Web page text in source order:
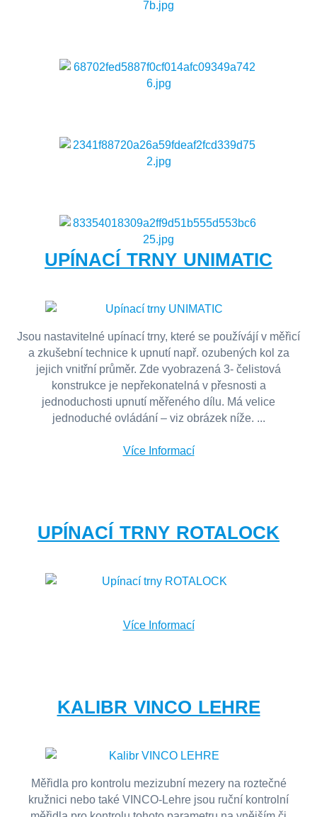
UPÍNACÍ TRNY UNIMATIC
Jsou nastavitelné upínací trny, které se používájí v měřicí
a zkušební technice k upnutí např. ozubených kol za
jejich vnitřní průměr. Zde vyobrazená 3- čelistová
konstrukce je nepřekonatelná v přesnosti a
jednoduchosti upnutí měřeného dílu. Má velice
jednoduché ovládání – viz obrázek níže. ...
Více Informací
UPÍNACÍ TRNY ROTALOCK
Více Informací
KALIBR VINCO LEHRE
Měřidla pro kontrolu mezizubní mezery na roztečné
kružnici nebo také VINCO-Lehre jsou ruční kontrolní